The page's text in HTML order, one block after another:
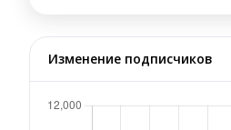
Изменение подписчиков